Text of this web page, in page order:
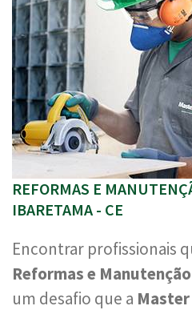
REFORMAS E
IBARETAMA - CE
Encontrar profissionais
Reformas e Manutenção
um desafio que a